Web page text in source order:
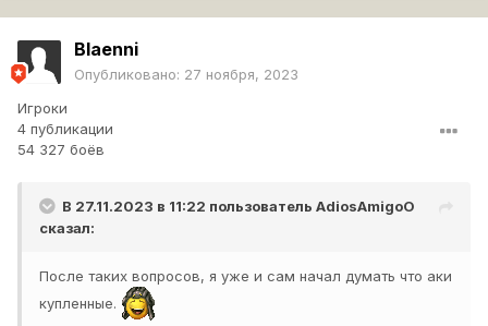
Blaenni
Опубликовано: 27 ноября, 2023
Игроки
4 публикации
54 327 боёв
В 27.11.2023 в 11:22 пользователь AdiosAmigoO
сказал:
После таких вопросов, я уже и сам начал думать что аки
купленные.